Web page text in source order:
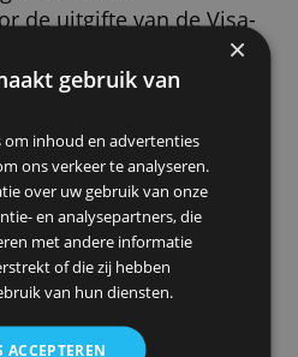
maar
achter Visa?
Visa-bedrijf. Visa
organisatie die
de uitgifte van de
De leden van Visa
Visa-card uitgeven in
maakt gebruik van